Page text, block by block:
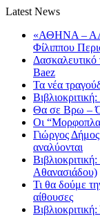
Latest News
«ΑΘΗΝΑ –
Φίλιππου
Baez
Τα νέα
Θα σε Βρω –
Οι
Γιώργος
αναλύονται
Αθανασιάδου)
Τι θα δούμε
αίθουσες